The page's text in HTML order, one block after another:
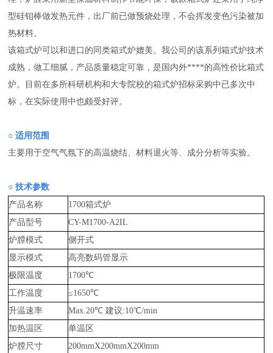
型硅钼棒做发热元件，出厂前已做预烧处理，不会挥发变色污染被加
热材料。
该箱式炉可以和进口的同类箱式炉媲美。我公司的该系列箱式炉技术
成熟，做工细腻，产品质量稳定可靠，是国内外****的高性价比箱式
炉。目前在多所科研机构和大专院校的箱式炉招标采购中已多次中
标，在实际使用中也颇受好评。
○ 适用范围
主要用于空气气氛下的高温烧结、材料退火等、成分分析等实验。
○ 技术参数
产品名称
1700箱式炉
产品型号
CY-M1700-A2IL
炉膛模式
侧开式
显示模式
高亮数码管显示
极限温度
1700℃
工作温度
≤1650℃
升温速率
Max.20℃ 建议:10℃/min
加热温区
单温区
炉膛尺寸
200mmX200mmX200mm